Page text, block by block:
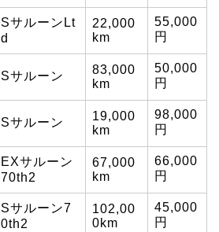
SサルーンLt
d
22,000
km
55,000
円
Sサルーン
83,000
km
50,000
円
Sサルーン
19,000
km
98,000
円
EXサルーン
70th2
67,000
km
66,000
円
Sサルーン7
0th2
102,00
0km
45,000
円